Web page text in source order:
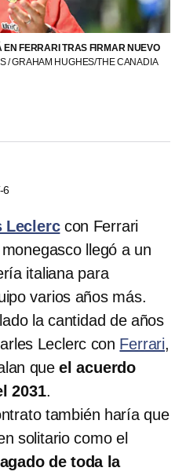
FERRARI TRAS FIRMAR NUEVO
/ GRAHAM HUGHES/THE CANADIA
6
Leclerccon Ferrari
llegó a un
italiana para
varios años más.
la cantidad de años
Leclerc con Ferrari,
queel acuerdo
2031.
también haría que
solitario como el
de toda la